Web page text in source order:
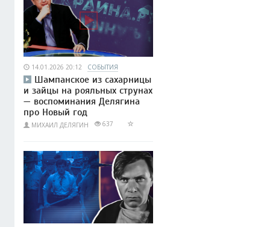
14.01.2026 20:12 СОБЫТИЯ
Шампанское из сахарницы
и зайцы на рояльных струнах
— воспоминания Делягина
про Новый год
МИХАИЛ ДЕЛЯГИН 637